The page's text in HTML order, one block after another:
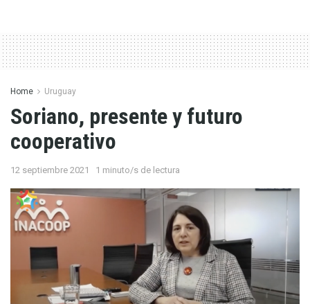
Home Uruguay
Soriano, presente y futuro
cooperativo
12 septiembre 2021 1 minuto/s de lectura